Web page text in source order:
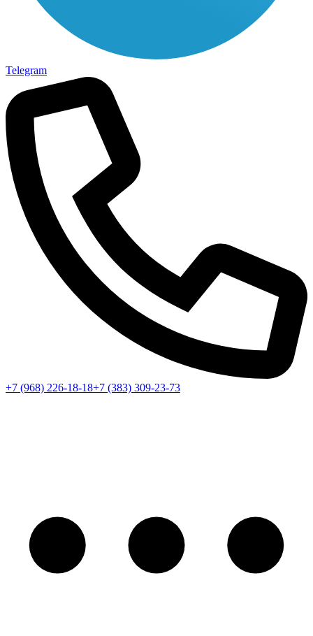
Telegram
+7 (968) 226-18-18+7 (383) 309-23-73